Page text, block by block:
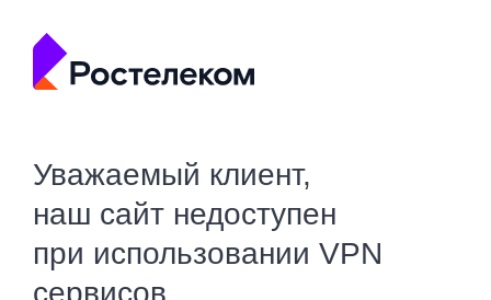
Уважаемый клиент,
наш сайт недоступен
при использовании VPN
сервисов